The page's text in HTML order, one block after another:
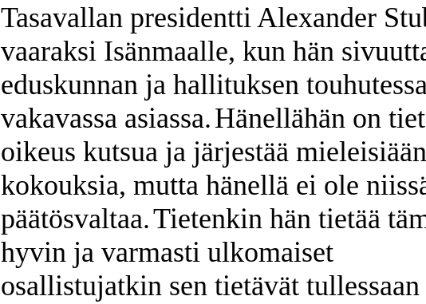
Tasavallan presidentti Alexander
vaaraksi Isänmaalle, kun hän
eduskunnan ja hallituksen
vakavassa asiassa.Hänellähän on
oikeus kutsua ja järjestää mieleisiään
kokouksia, mutta hänellä ei ole
päätösvaltaa.Tietenkin hän tietää
hyvin ja varmasti ulkomaiset
osallistujatkin sen tietävät tullessaan